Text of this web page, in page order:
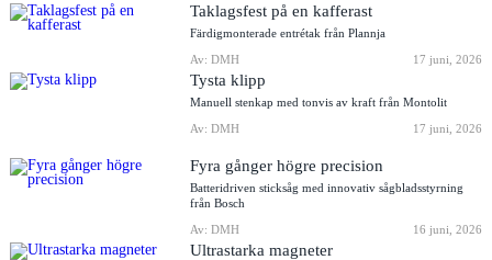
Taklagsfest på en kafferast
Färdigmonterade entrétak från Plannja
Av: DMH
17 juni, 2026
Tysta klipp
Manuell stenkap med tonvis av kraft från Montolit
Av: DMH
17 juni, 2026
Fyra gånger högre precision
Batteridriven sticksåg med innovativ sågbladsstyrning
från Bosch
Av: DMH
16 juni, 2026
Ultrastarka magneter